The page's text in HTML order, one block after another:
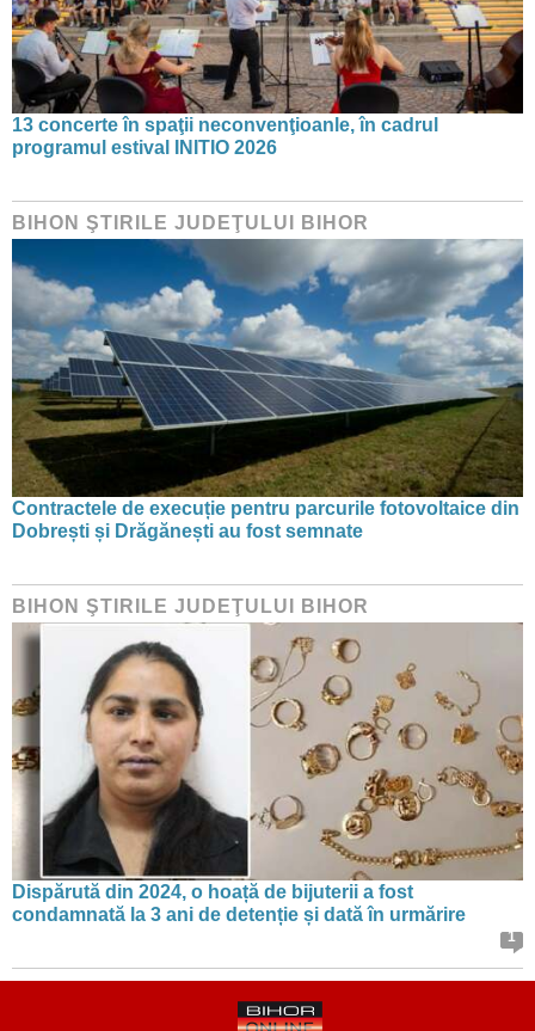
13 concerte în spaţii neconvenţioanle, în cadrul
programul estival INITIO 2026
BIHON ŞTIRILE JUDEŢULUI BIHOR
Contractele de execuție pentru parcurile fotovoltaice din
Dobrești și Drăgănești au fost semnate
BIHON ŞTIRILE JUDEŢULUI BIHOR
Dispărută din 2024, o hoață de bijuterii a fost
condamnată la 3 ani de detenție și dată în urmărire
1